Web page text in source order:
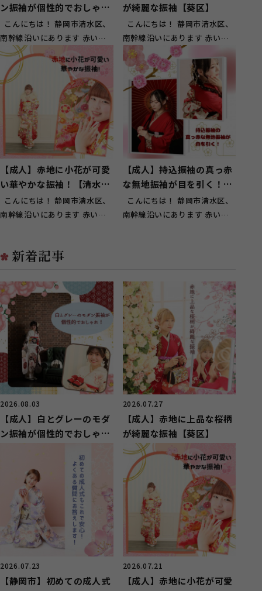
ン振袖が個性的でおしゃ
れ！【清水区】
こんにちは！ 静岡市清水区、
南幹線沿いにあります 赤い看
板が目印のスタジオガーネット
草...
が綺麗な振袖【葵区】
こんにちは！ 静岡市清水区、
南幹線沿いにあります 赤い看
板が目印のスタジオガーネット
草...
【成人】赤地に小花が可愛
い華やかな振袖！【清水区
興津】
こんにちは！ 静岡市清水区、
南幹線沿いにあります 赤い看
【成人】持込振袖の真っ赤
な無地振袖が目を引く！
【清水区辻】
こんにちは！ 静岡市清水区、
南幹線沿いにあります 赤い看
新着記事
2026.08.03
【成人】白とグレーのモダ
ン振袖が個性的でおしゃ
2026.07.27
【成人】赤地に上品な桜柄
が綺麗な振袖【葵区】
2026.07.23
【静岡市】初めての成人式
2026.07.21
【成人】赤地に小花が可愛